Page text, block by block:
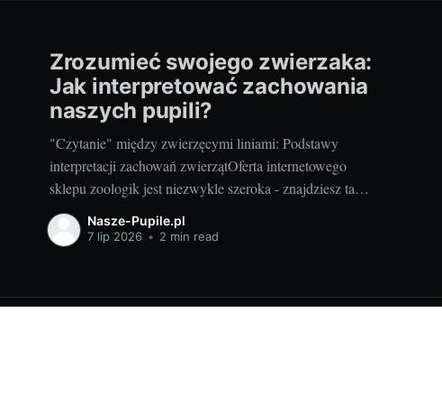
Zrozumieć swojego zwierzaka:
Jak interpretować zachowania
naszych pupili?
"Czytanie" między zwierzęcymi liniami: Podstawy
interpretacji zachowań zwierzątOferta internetowego
sklepu zoologik jest niezwykle szeroka - znajdziesz tam
środki na pielęgnację zwierzaków, karmy, zabawki, a
nawet literaturę na temat ich hodowli. Jednak
niezależnie od gatunku, posiada swój indywidualny
Nasze-Pupile.pl
7 lip 2026 • 2 min read